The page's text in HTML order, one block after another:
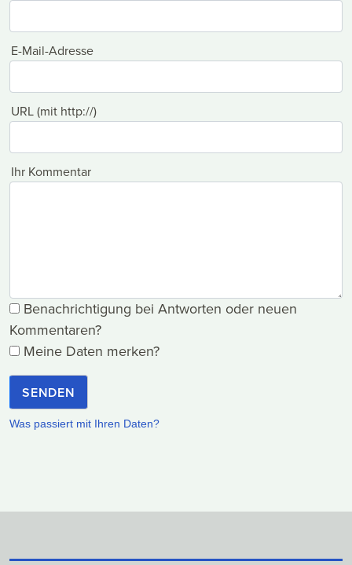
E-Mail-Adresse
URL (mit http://)
Ihr Kommentar
Benachrichtigung bei Antworten oder neuen
Kommentaren?
Meine Daten merken?
SENDEN
Was passiert mit Ihren Daten?